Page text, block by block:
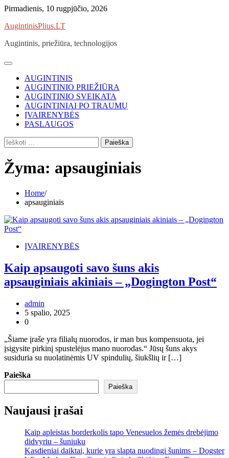
Skip
content
Pirmadienis, 10 rugpjūčio, 2026
AugintinisPlius.LT
Augintinis, priežiūra, technologijos
AUGINTINIS
AUGINTINIO PRIEŽIŪRA
AUGINTINIO SVEIKATA
AUGINTINIAI PO TRAUMŲ
ĮVAIRENYBĖS
PASLAUGOS
Ieškoti:
Žyma: apsauginiais
Home
apsauginiais
ĮVAIRENYBĖS
Kaip apsaugoti savo šuns akis
apsauginiais akiniais – „Dogington Post“
admin
5 spalio, 2025
0
„Šiame įraše yra filialų nuorodos, ir man bus kompensuota, jei
įsigysite pirkinį spustelėjus mano nuorodas.“ Jūsų šuns akys
susiduria su nuolatinėmis UV spindulių, šiukšlių ir […]
Paieška
Paieška
Naujausi įrašai
Kaip apleistas borderkolis tapo Venesuelos žemės drebėjimo
didvyriu – šuniuku
Kasdieniai daiktai, kurie yra slapta nuodingi šunims – Dogster